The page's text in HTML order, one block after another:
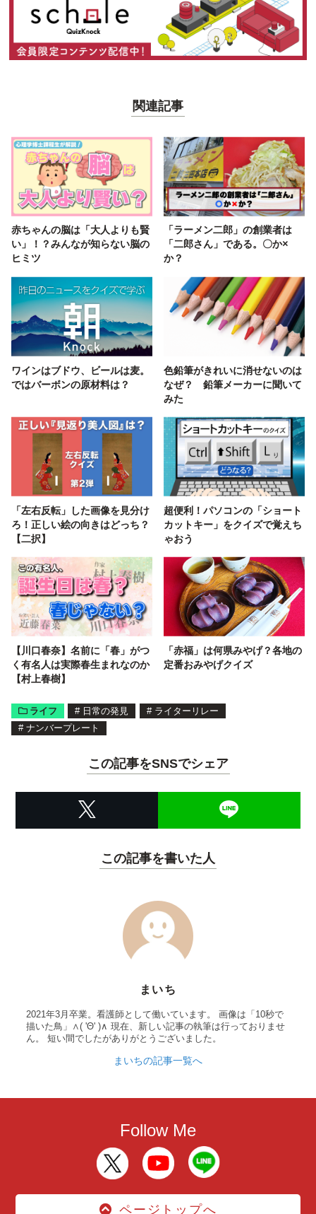
関連記事
赤ちゃんの脳は「大人よりも賢
い」！？みんなが知らない脳の
ヒミツ
「ラーメン二郎」の創業者は
「二郎さん」である。〇か×
か？
ワインはブドウ、ビールは麦。
ではバーボンの原材料は？
色鉛筆がきれいに消せないのは
なぜ？ 鉛筆メーカーに聞いて
みた
「左右反転」した画像を見分け
ろ！正しい絵の向きはどっち？
【二択】
超便利！パソコンの「ショート
カットキー」をクイズで覚えち
ゃおう
【川口春奈】名前に「春」がつ
く有名人は実際春生まれなのか
【村上春樹】
「赤福」は何県みやげ？各地の
定番おみやげクイズ
ライフ # 日常の発見 # ライターリレー
# ナンバープレート
この記事をSNSでシェア
この記事を書いた人
まいち
2021年3月卒業。看護師として働いています。 画像は「10秒で
描いた鳥」∧( 'Θ' )∧ 現在、新しい記事の執筆は行っておりませ
ん。 短い間でしたがありがとうございました。
まいちの記事一覧へ
Follow Me
ページトップへ